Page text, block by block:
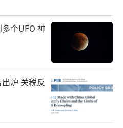
个UFO 神
炉 关税反